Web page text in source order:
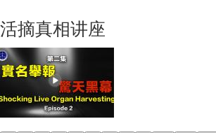
活摘真相讲座